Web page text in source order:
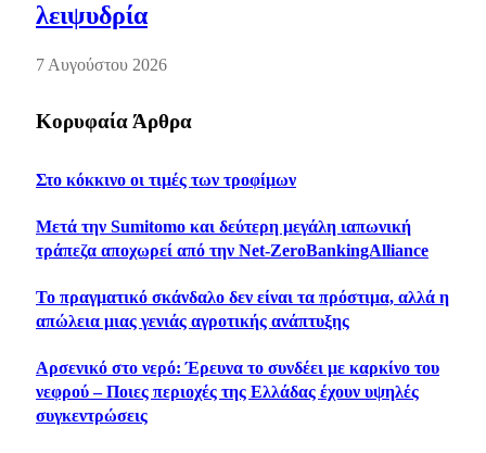
λειψυδρία
7 Αυγούστου 2026
Κορυφαία Άρθρα
Στο κόκκινο οι τιμές των τροφίμων
Mετά την Sumitomo και δεύτερη μεγάλη ιαπωνική
τράπεζα αποχωρεί από την Net-ZeroBankingAlliance
Το πραγματικό σκάνδαλο δεν είναι τα πρόστιμα, αλλά η
απώλεια μιας γενιάς αγροτικής ανάπτυξης
Αρσενικό στο νερό: Έρευνα το συνδέει με καρκίνο του
νεφρού – Ποιες περιοχές της Ελλάδας έχουν υψηλές
συγκεντρώσεις